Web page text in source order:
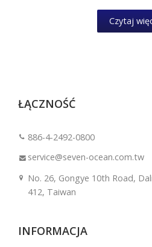
Czytaj
ŁĄCZNOŚĆ
886-4-2492-0800
service@seven-ocean.com.tw
No. 26, Gongye 10th Road,
412, Taiwan
INFORMACJA